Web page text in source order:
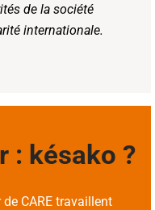
de la société
internationale.
: késako ?
CARE travaillent